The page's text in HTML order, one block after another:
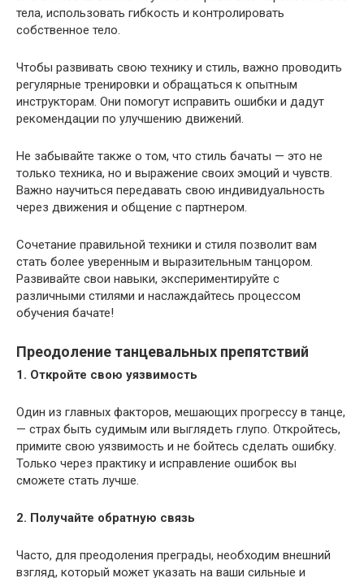
тела, использовать гибкость и контролировать
собственное тело.
Чтобы развивать свою технику и стиль, важно проводить
регулярные тренировки и обращаться к опытным
инструкторам. Они помогут исправить ошибки и дадут
рекомендации по улучшению движений.
Не забывайте также о том, что стиль бачаты — это не
только техника, но и выражение своих эмоций и чувств.
Важно научиться передавать свою индивидуальность
через движения и общение с партнером.
Сочетание правильной техники и стиля позволит вам
стать более уверенным и выразительным танцором.
Развивайте свои навыки, экспериментируйте с
различными стилями и наслаждайтесь процессом
обучения бачате!
Преодоление танцевальных препятствий
1. Откройте свою уязвимость
Один из главных факторов, мешающих прогрессу в танце,
— страх быть судимым или выглядеть глупо. Откройтесь,
примите свою уязвимость и не бойтесь сделать ошибку.
Только через практику и исправление ошибок вы
сможете стать лучше.
2. Получайте обратную связь
Часто, для преодоления преграды, необходим внешний
взгляд, который может указать на ваши сильные и